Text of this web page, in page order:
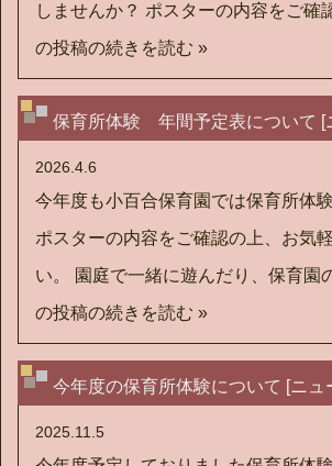
しませんか？ ポスターの内容をご確
の投稿の続きを読む »
保育所体験 年間予定表について [
2026.4.6
今年度も小百合保育園では保育所体
ポスターの内容をご確認の上、お気
い。 園庭で一緒に遊んだり、保育園
の投稿の続きを読む »
今年度の保育所体験について [ニュ
2025.11.5